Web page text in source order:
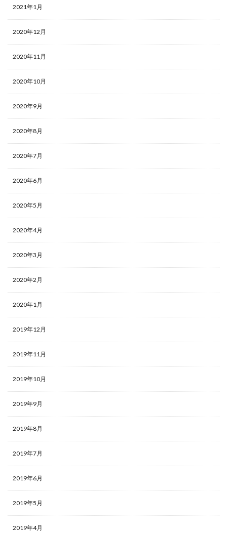
2021年1月
2020年12月
2020年11月
2020年10月
2020年9月
2020年8月
2020年7月
2020年6月
2020年5月
2020年4月
2020年3月
2020年2月
2020年1月
2019年12月
2019年11月
2019年10月
2019年9月
2019年8月
2019年7月
2019年6月
2019年5月
2019年4月